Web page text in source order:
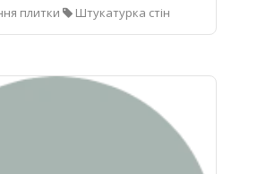
плитки
Штукатурка стін